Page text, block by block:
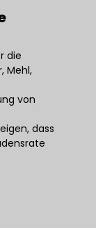
die
Mehl,
von
dass